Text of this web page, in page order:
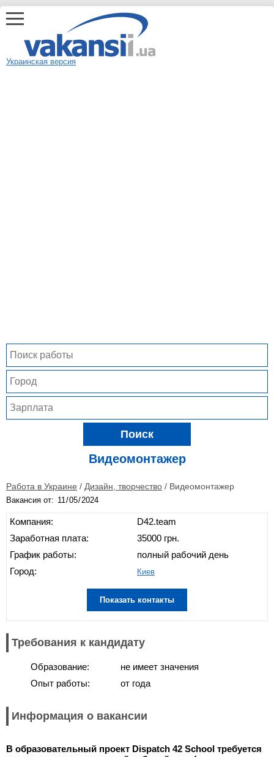
Украинская версия
Поиск
Видеомонтажер
Работа в Украине / Дизайн, творчество / Видеомонтажер
Вакансия от:
Компания:
Заработная плата:
График работы:
Город:
D42.team
35000 грн.
полный рабочий день
Киев
Показать контакты
Требования к кандидату
Образование:
Опыт работы:
не имеет значения
от года
Информация о вакансии
В образовательный проект Dispatch 42 School требуется